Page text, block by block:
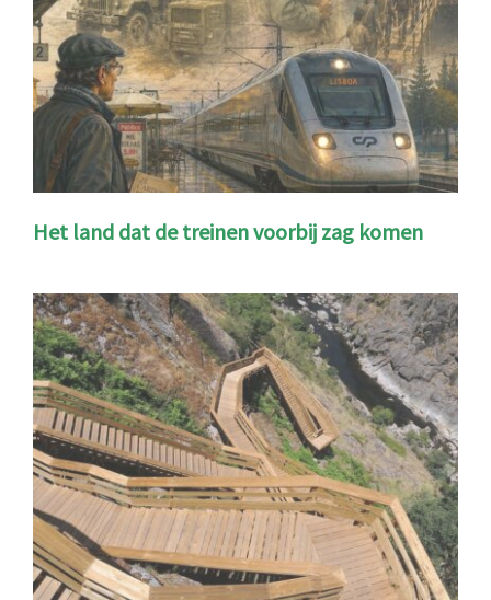
Het land dat de treinen voorbij zag komen